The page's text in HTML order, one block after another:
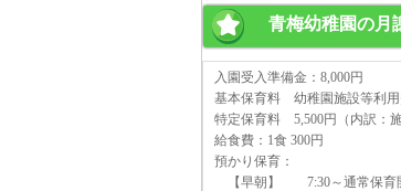
青梅幼稚園の月
入園受入準備金：8,000円
基本保育料 幼稚園施設等利
特定保育料 5,500円（内訳：
給食費：1食 300円
預かり保育：
【早朝】 7:30～通常保育